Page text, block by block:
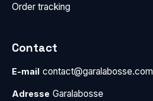
Order tracking
Contact
E-mail contact@garalabosse.com
Adresse Garalabosse